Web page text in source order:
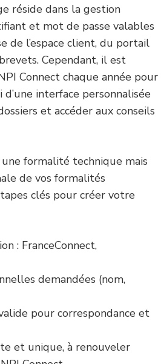
réside dans la gestion
et mot de passe valables
de l’espace client, du portail
Cependant, il est
Connect chaque année pour
d’une interface personnalisée
et accéder aux conseils
formalité technique mais
de vos formalités
clés pour créer votre
: FranceConnect,
demandées (nom,
pour correspondance et
et unique, à renouveler